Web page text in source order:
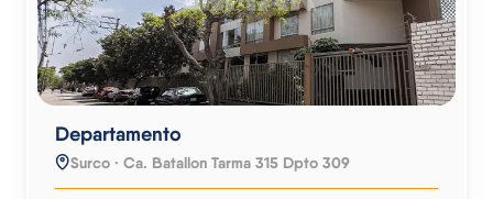
Departamento
Surco · Ca. Batallon Tarma 315 Dpto 309